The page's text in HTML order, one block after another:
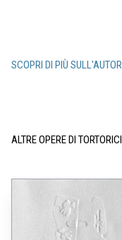
SCOPRI DI PIÙ
ALTRE OPERE DI TORTORICI